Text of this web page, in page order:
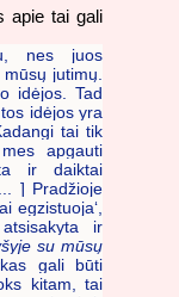
apie tai gali
nes juos
jutimų.
idėjos. Tad
idėjos yra
tai tik
apgauti
ir daiktai
] Pradžioje
egzistuoja‘,
ir
su mūsų
gali būti
kitam, tai